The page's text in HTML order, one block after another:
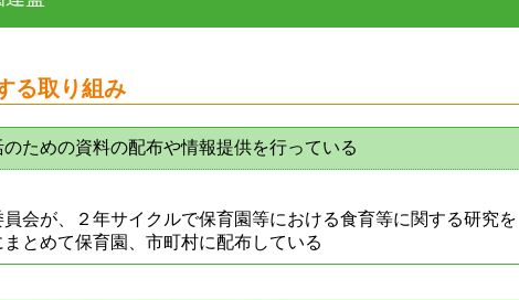
る取り組み
ための資料の配布や情報提供を行っている
会が、２年サイクルで保育園等における食育等に関する研究を
とめて保育園、市町村に配布している